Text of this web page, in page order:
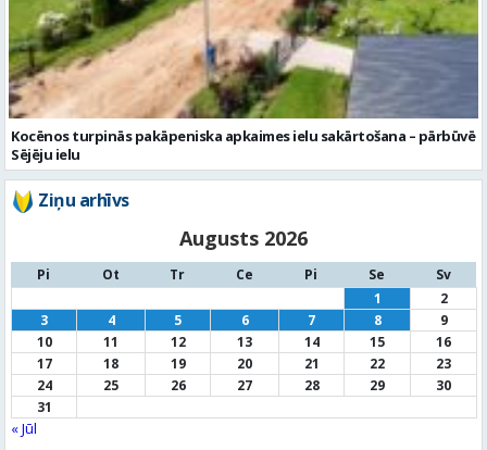
Kocēnos turpinās pakāpeniska apkaimes ielu sakārtošana – pārbūvē
Sējēju ielu
Ziņu arhīvs
Augusts 2026
Pi Ot Tr Ce Pi Se
Sv
1
2
3
4 5 6 7 8
9
10
11 12 13 14 15
16
17
18 19 20 21 22
23
24
25 26 27 28 29
30
31
« Jūl